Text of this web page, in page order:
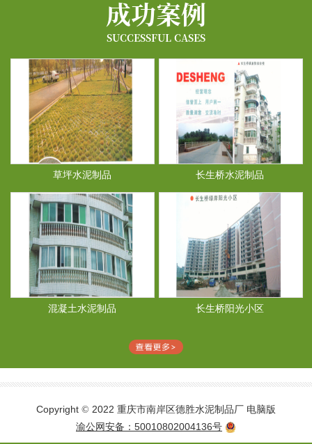
成功案例
SUCCESSFUL CASES
草坪水泥制品 长生桥水泥制品
混凝土水泥制品 长生桥阳光小区
Copyright © 2022 重庆市南岸区德胜水泥制品厂 电脑版
渝公网安备：50010802004136号